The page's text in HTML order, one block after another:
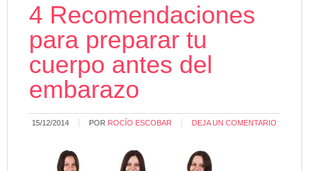
4 Recomendaciones
para preparar tu
cuerpo antes del
embarazo
15/12/2014 POR ROCÍO ESCOBAR DEJA UN COMENTARIO